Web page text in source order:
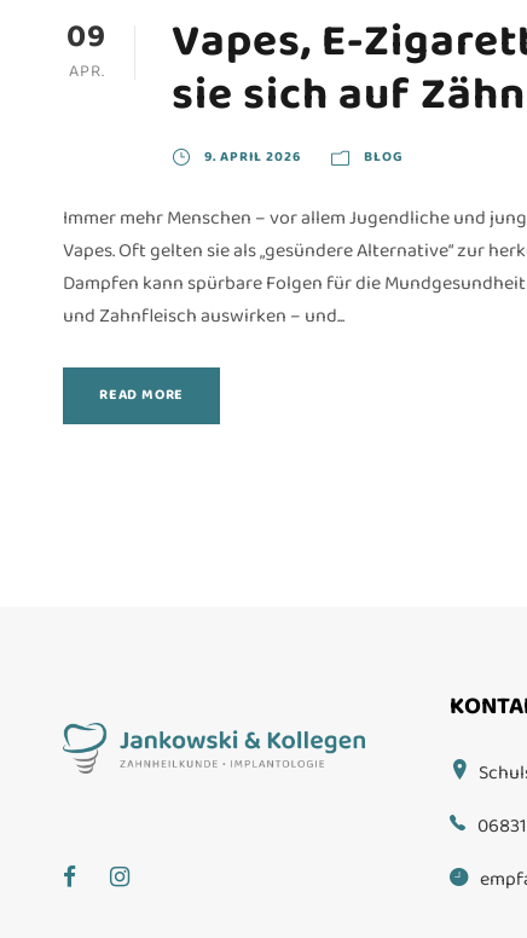
09
APR. Vapes, E-
sie sich auf
9. APRIL 2026 BLOG
Immer mehr Menschen – vor allem Jugendliche und
Vapes. Oft gelten sie als „gesündere Alternative“ zur
Dampfen kann spürbare Folgen für die
und Zahnfleisch auswirken – und...
READ MORE